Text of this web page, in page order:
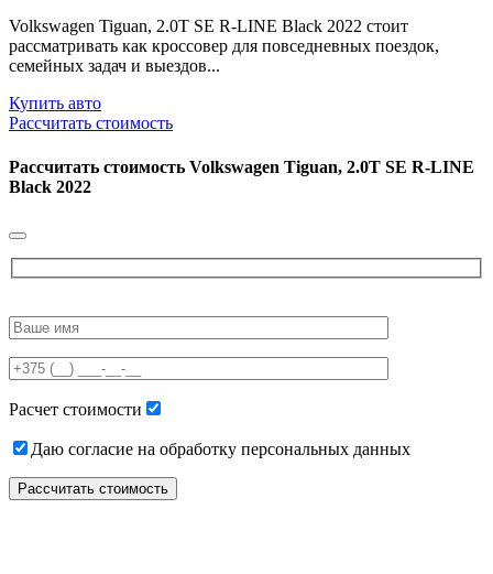
Volkswagen Tiguan, 2.0T SE R-LINE Black 2022 стоит
рассматривать как кроссовер для повседневных поездок,
семейных задач и выездов...
Купить авто
Рассчитать стоимость
Рассчитать стоимость Volkswagen Tiguan, 2.0T SE R-LINE
Black 2022
leave
field
Расчет стоимости
Даю согласие на обработку персональных данных